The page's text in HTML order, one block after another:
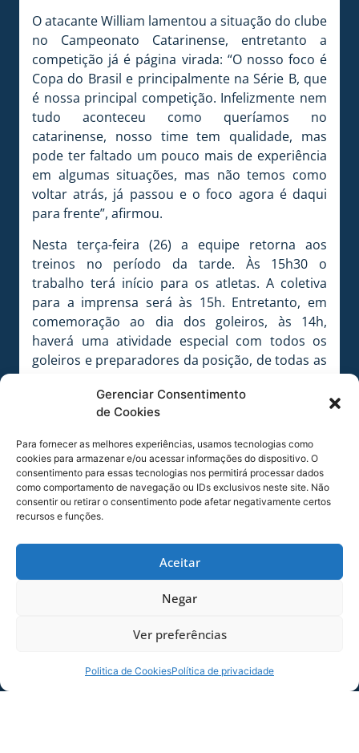
Gerenciar Consentimento
de Cookies
Para fornecer as melhores experiências, usamos tecnologias como
cookies para armazenar e/ou acessar informações do dispositivo. O
consentimento para essas tecnologias nos permitirá processar dados
como comportamento de navegação ou IDs exclusivos neste site. Não
consentir ou retirar o consentimento pode afetar negativamente certos
recursos e funções.
Aceitar
Negar
Ver preferências
Politica de CookiesPolítica de privacidade
O atacante William lamentou a situação do clube
no Campeonato Catarinense, entretanto a
competição já é página virada: “O nosso foco é
Copa do Brasil e principalmente na Série B, que
é nossa principal competição. Infelizmente nem
tudo aconteceu como queríamos no
catarinense, nosso time tem qualidade, mas
pode ter faltado um pouco mais de experiência
em algumas situações, mas não temos como
voltar atrás, já passou e o foco agora é daqui
para frente”, afirmou.
Nesta terça-feira (26) a equipe retorna aos
treinos no período da tarde. Às 15h30 o
trabalho terá início para os atletas. A coletiva
para a imprensa será às 15h. Entretanto, em
comemoração ao dia dos goleiros, às 14h,
haverá uma atividade especial com todos os
goleiros e preparadores da posição, de todas as
Este será o 4º ano consecutivo que o evento
Confira o áudio da coletiva do atacante
William:
Tocador
de
00:00 00:00
Foto: André Palma Ribeiro/Avaí F. C.
Foto: André Palma Ribeiro/Avaí F. C.